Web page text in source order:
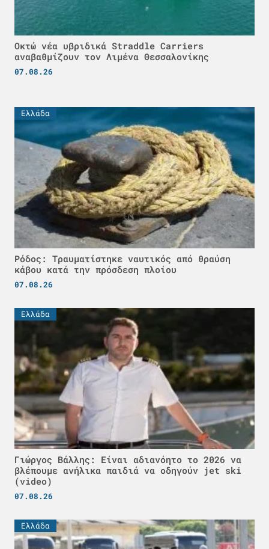
Οκτώ νέα υβριδικά Straddle Carriers
αναβαθμίζουν τον Λιμένα Θεσσαλονίκης
07.08.26
Ελλάδα
Ρόδος: Τραυματίστηκε ναυτικός από θραύση
κάβου κατά την πρόσδεση πλοίου
07.08.26
Ελλάδα
Γιώργος Βάλλης: Είναι αδιανόητο το 2026 να
βλέπουμε ανήλικα παιδιά να οδηγούν jet ski
(video)
07.08.26
Ελλάδα